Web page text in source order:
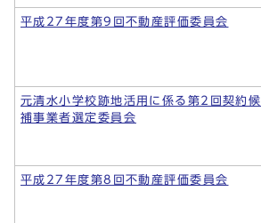
平成27年度第9回不動産評価委員会
元清水小学校跡地活用に係る第2回契約候
補事業者選定委員会
平成27年度第8回不動産評価委員会